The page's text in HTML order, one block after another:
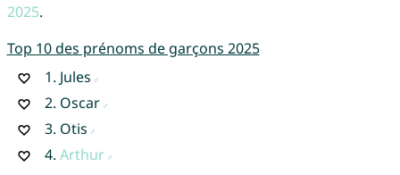
2025.
Top 10 des prénoms de garçons 2025
1. Jules
2. Oscar
3. Otis
4. Arthur